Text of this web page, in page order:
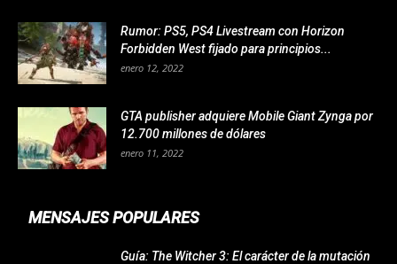
Rumor: PS5, PS4 Livestream con Horizon
Forbidden West fijado para principios...
enero 12, 2022
GTA publisher adquiere Mobile Giant Zynga por
12.700 millones de dólares
enero 11, 2022
MENSAJES POPULARES
Guía: The Witcher 3: El carácter de la mutación